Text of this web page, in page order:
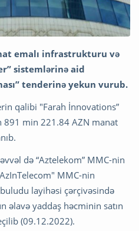
emalı infrastrukturu və
sistemlərinə aid
tenderinə yekun vurub.
qalibi "Farah İnnovations”
min 221.84 AZN manat
də “Aztelekom” MMC-nin
MMC-nin
layihəsi çərçivəsində
əlavə yaddaş həcminin satın
(09.12.2022).